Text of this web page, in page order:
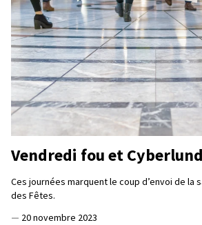
Vendredi fou et
Ces journées marquent le coup d’envoi de la
des Fêtes.
— 20 novembre 2023